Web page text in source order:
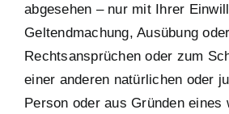
abgesehen – nur mit Ihrer
Geltendmachung, Ausübung
Rechtsansprüchen oder zum
einer anderen natürlichen oder
Person oder aus Gründen eines